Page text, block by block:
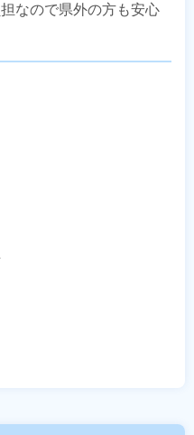
なので県外の方も安心